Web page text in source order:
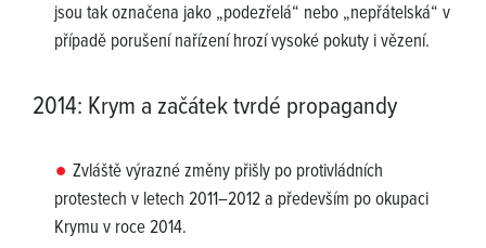
jsou tak označena jako „podezřelá“ nebo „nepřátelská“ v
případě porušení nařízení hrozí vysoké pokuty i vězení.
2014: Krym a začátek tvrdé propagandy
Zvláště výrazné změny přišly po protivládních
protestech v letech 2011–2012 a především po okupaci
Krymu v roce 2014.